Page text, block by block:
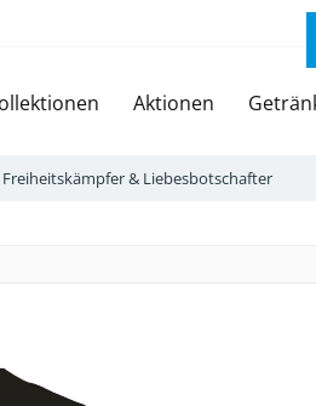
Aktionen
Freiheitskämpfer & Liebesbotschafter